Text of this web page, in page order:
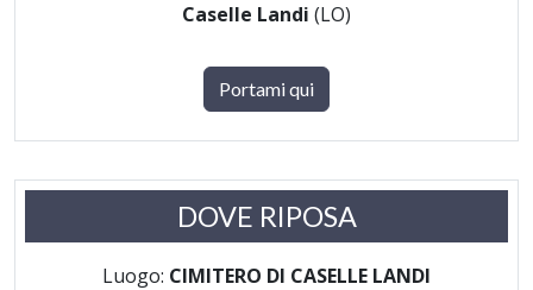
Caselle Landi (LO)
Portami qui
DOVE RIPOSA
Luogo: CIMITERO DI CASELLE LANDI